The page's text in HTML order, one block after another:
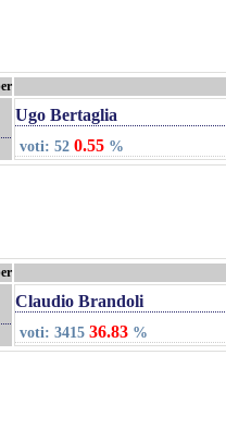
Ugo Bertaglia
voti: 52 0.55 %
Claudio Brandoli
voti: 3415 36.83 %